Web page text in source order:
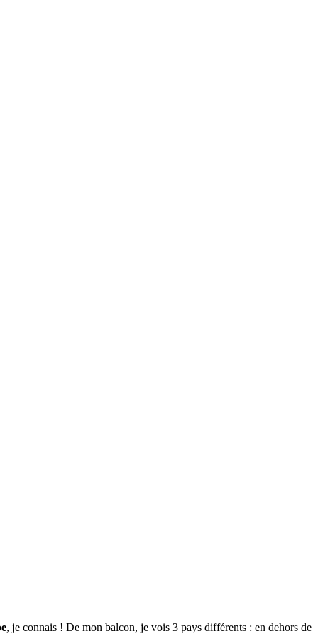
, je connais ! De mon balcon, je vois 3 pays différents : en dehors de